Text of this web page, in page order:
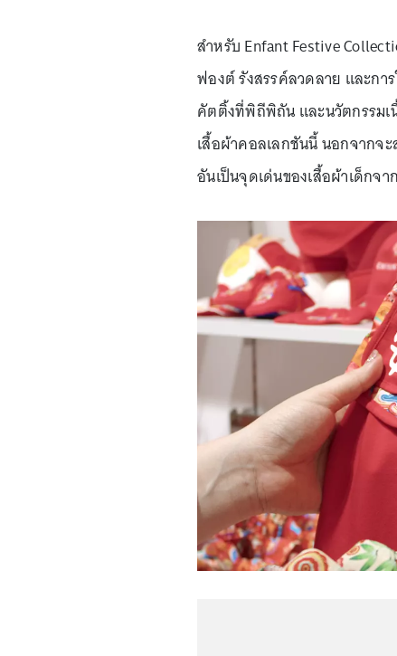
สำหรับ Enfant Festive
ฟองต์ รังสรรค์ลวดลาย และก
คัตติ้งที่พิถีพิถัน และนวัตกรรมเ
เสื้อผ้าคอลเลกชันนี้ นอกจากจ
อันเป็นจุดเด่นของเสื้อผ้าเด็กจ